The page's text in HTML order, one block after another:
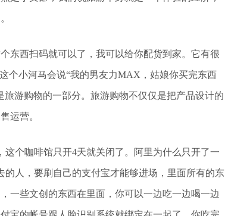
东西扫码就可以了，我可以给你配货到家。它有很
个小河马会说“我的男友力MAX，姑娘你买完东西
游购物的一部分。旅游购物不仅仅是把产品设计的
运营。
个咖啡馆只开4天就关闭了。阿里为什么只开了一
人，要刷自己的支付宝才能够进场，里面所有的东
一些文创的东西在里面，你可以一边吃一边喝一边